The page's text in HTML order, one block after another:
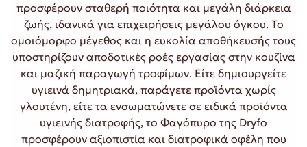
προσφέρουν σταθερή ποιότητα και μεγάλη διάρκεια
ζωής, ιδανικά για επιχειρήσεις μεγάλου όγκου. Το
ομοιόμορφο μέγεθος και η ευκολία αποθήκευσής τους
υποστηρίζουν αποδοτικές ροές εργασίας στην κουζίνα
και μαζική παραγωγή τροφίμων. Είτε δημιουργείτε
υγιεινά δημητριακά, παράγετε προϊόντα χωρίς
γλουτένη, είτε τα ενσωματώνετε σε ειδικά προϊόντα
υγιεινής διατροφής, το Φαγόπυρο της Dryfo
προσφέρουν αξιοπιστία και διατροφικά οφέλη που